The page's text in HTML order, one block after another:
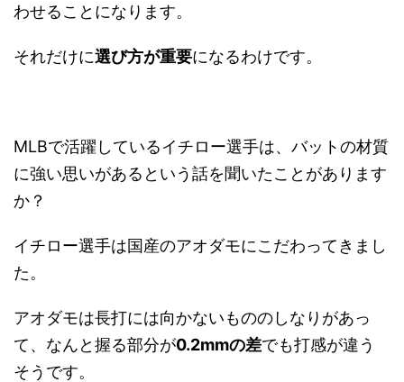
わせることになります。
それだけに選び方が重要になるわけです。
MLBで活躍しているイチロー選手は、バットの材質
に強い思いがあるという話を聞いたことがあります
か？
イチロー選手は国産のアオダモにこだわってきまし
た。
アオダモは長打には向かないもののしなりがあっ
て、なんと握る部分が0.2mmの差でも打感が違う
そうです。